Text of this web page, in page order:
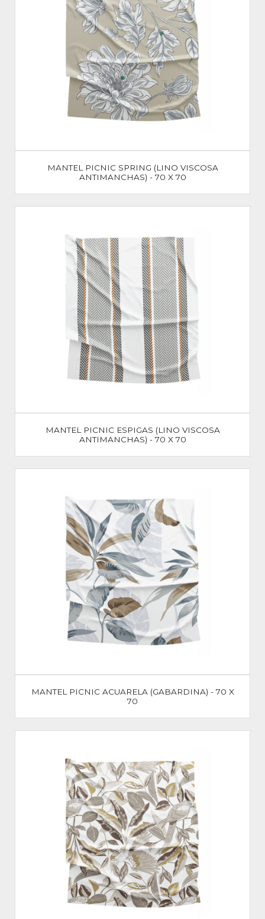
MANTEL PICNIC SPRING (LINO VISCOSA
ANTIMANCHAS) - 70 X 70
MANTEL PICNIC ESPIGAS (LINO VISCOSA
ANTIMANCHAS) - 70 X 70
MANTEL PICNIC ACUARELA (GABARDINA) - 70 X
70